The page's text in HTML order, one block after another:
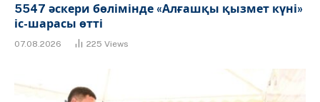
5547 әскери бөлімінде «Алғашқы қызмет күні»
іс-шарасы өтті
07.08.2026 225 Views